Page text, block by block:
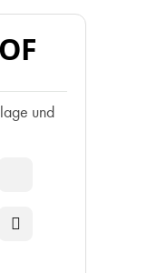
und